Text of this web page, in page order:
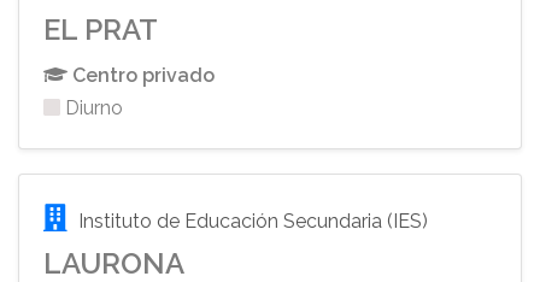
EL PRAT
Centro privado
Diurno
Instituto de Educación Secundaria (IES)
LAURONA